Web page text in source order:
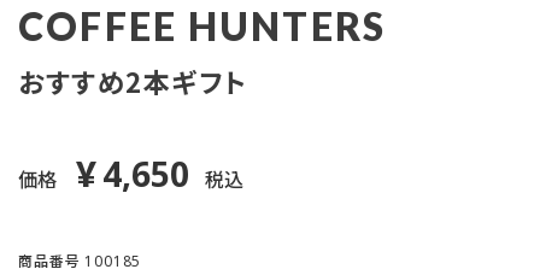
COFFEE HUNTERS
おすすめ2本ギフト
価格 ¥4,650 税込
商品番号 100185